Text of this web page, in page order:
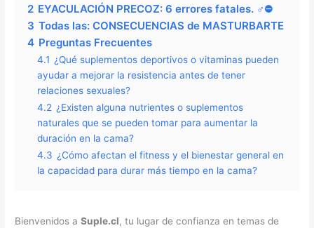
2 EYACULACIÓN PRECOZ: 6 errores fatales. ‍♂️⛔️
3 Todas las: CONSECUENCIAS de MASTURBARTE
4 Preguntas Frecuentes
4.1 ¿Qué suplementos deportivos o vitaminas pueden
ayudar a mejorar la resistencia antes de tener
relaciones sexuales?
4.2 ¿Existen alguna nutrientes o suplementos
naturales que se pueden tomar para aumentar la
duración en la cama?
4.3 ¿Cómo afectan el fitness y el bienestar general en
la capacidad para durar más tiempo en la cama?
Bienvenidos aSuple.cl, tu lugar de confianza en temas de